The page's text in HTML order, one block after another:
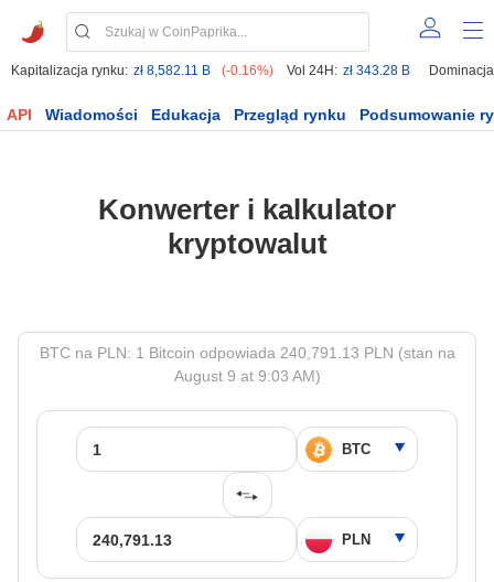
Kapitalizacja rynku: zł 8,582.11 B (-0.16%) Vol 24H: zł 343.28 B
API Wiadomości Edukacja Przegląd rynku Podsumowanie
Konwerter i kalkulator
kryptowalut
BTC na PLN: 1 Bitcoin odpowiada 240,791.13 PLN (stan na
August 9 at 9:03 AM)